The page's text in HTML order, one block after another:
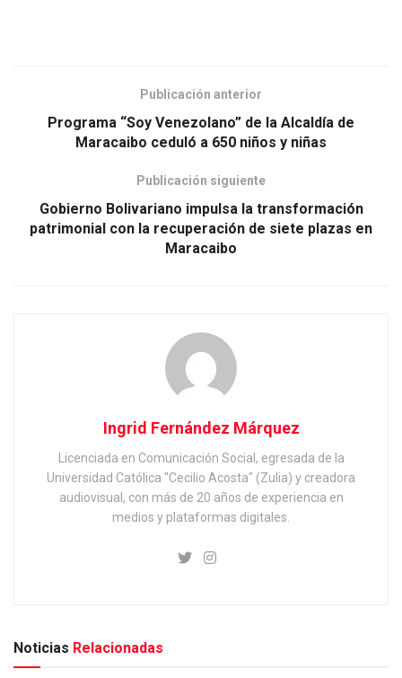
Publicación anterior
Programa “Soy Venezolano” de la Alcaldía de
Maracaibo ceduló a 650 niños y niñas
Publicación siguiente
Gobierno Bolivariano impulsa la transformación
patrimonial con la recuperación de siete plazas en
Maracaibo
Ingrid Fernández Márquez
Licenciada en Comunicación Social, egresada de la
Universidad Católica "Cecilio Acosta" (Zulia) y creadora
audiovisual, con más de 20 años de experiencia en
medios y plataformas digitales.
Noticias Relacionadas